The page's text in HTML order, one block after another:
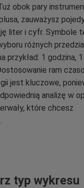
obok pary
zauważysz
liter i cyfr. Symbole
różnych
przykład: 1 godzina, 1
ram
jest kluczowe,
analizę w
które chcesz
typ wykresu